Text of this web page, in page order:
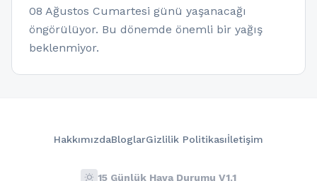
08 Ağustos Cumartesi günü yaşanacağı
öngörülüyor. Bu dönemde önemli bir yağış
beklenmiyor.
HakkımızdaBloglarGizlilik Politikasıİletişim
wb_sunny 15 Günlük Hava Durumu V1.1